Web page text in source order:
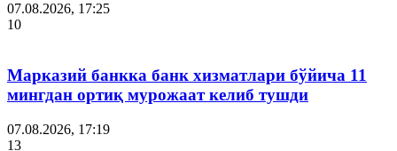
07.08.2026, 17:25
10
Марказий банкка банк хизматлари бўйича 11
мингдан ортиқ мурожаат келиб тушди
07.08.2026, 17:19
13